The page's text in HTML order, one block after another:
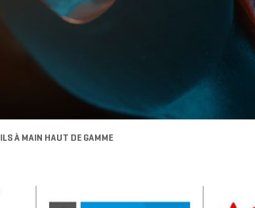
À MAIN HAUT DE GAMME